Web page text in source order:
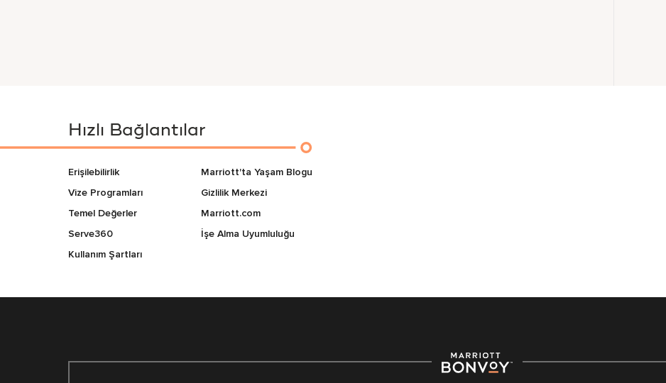
Hızlı Bağlantılar
Erişilebilirlik
Vize Programları
Temel Değerler
Serve360
Kullanım Şartları
Marriott'ta Yaşam Blogu
Gizlilik Merkezi
Marriott.com
İşe Alma Uyumluluğu